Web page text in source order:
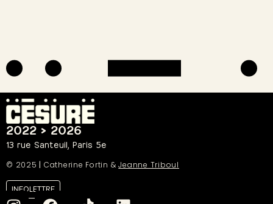
2022 > 2026
13 rue Santeuil, Paris 5e
© 2025 | Catherine Fortin &Jeanne Triboul
INFOLETTRE